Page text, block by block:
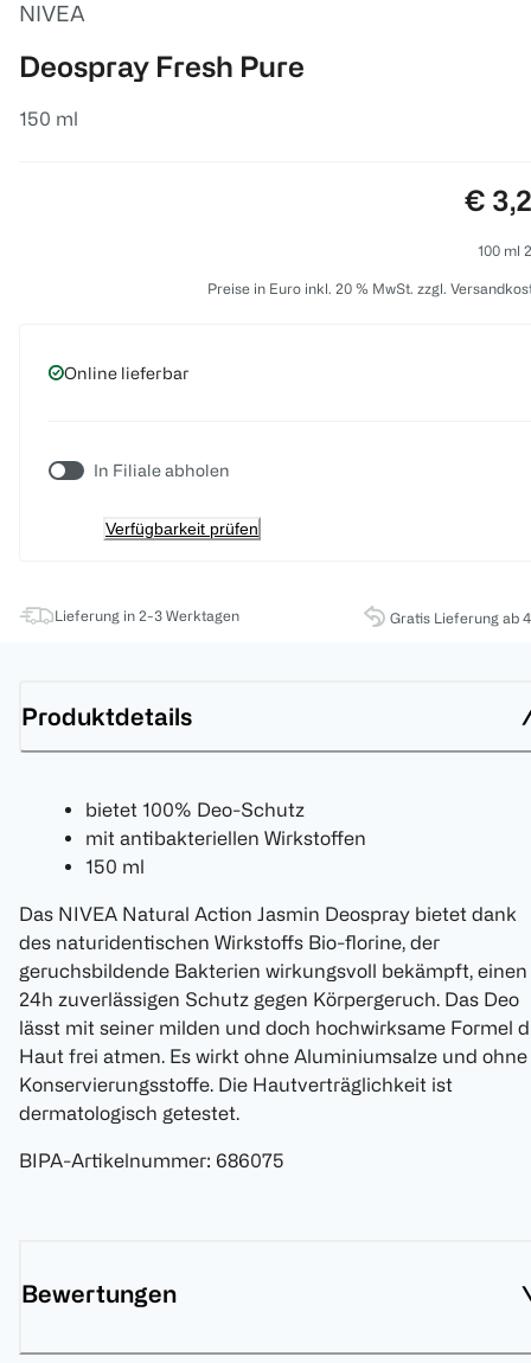
NIVEA
Deospray Fresh Pure
150 ml
€
100 ml
Preise in Euro inkl. 20 % MwSt. zzgl.
Online lieferbar
In Filiale abholen
Verfügbarkeit prüfen
Lieferung in 2-3 Werktagen Gratis Lieferung ab
Produktdetails
bietet 100% Deo-Schutz
mit antibakteriellen Wirkstoffen
150 ml
Das NIVEA Natural Action Jasmin Deospray bietet dank
des naturidentischen Wirkstoffs Bio-florine, der
geruchsbildende Bakterien wirkungsvoll bekämpft, einen
24h zuverlässigen Schutz gegen Körpergeruch. Das Deo
lässt mit seiner milden und doch hochwirksame Formel
Haut frei atmen. Es wirkt ohne Aluminiumsalze und ohne
Konservierungsstoffe. Die Hautverträglichkeit ist
dermatologisch getestet.
BIPA-Artikelnummer: 686075
Bewertungen